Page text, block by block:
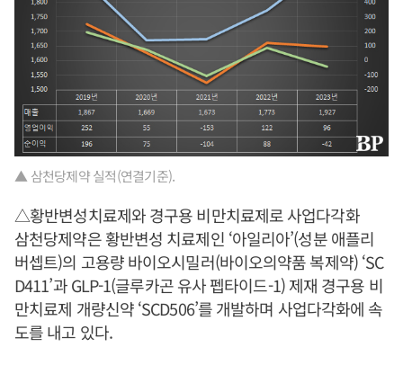
▲ 삼천당제약 실적(연결기준).
△황반변성치료제와 경구용 비만치료제로 사업다각화
삼천당제약은 황반변성 치료제인 ‘아일리아’(성분 애플리
버셉트)의 고용량 바이오시밀러(바이오의약품 복제약) ‘SC
D411’과 GLP-1(글루카곤 유사 펩타이드-1) 제재 경구용 비
만치료제 개량신약 ‘SCD506’를 개발하며 사업다각화에 속
도를 내고 있다.